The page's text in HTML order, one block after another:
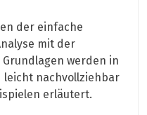
der einfache
mit der
werden in
leicht nachvollziehbar
erläutert.